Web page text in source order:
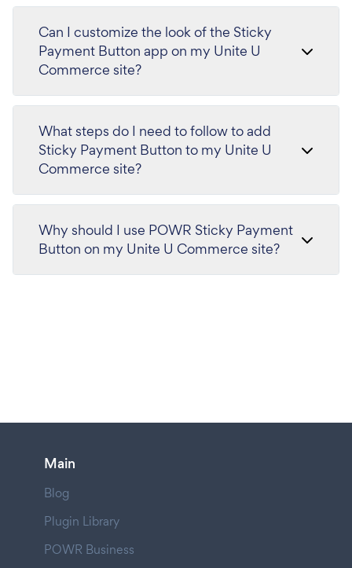
Can I customize the look of the Sticky
Payment Button app on my Unite U
Commerce site?
What steps do I need to follow to add
Sticky Payment Button to my Unite U
Commerce site?
Why should I use POWR Sticky Payment
Button on my Unite U Commerce site?
Main
Blog
Plugin Library
POWR Business